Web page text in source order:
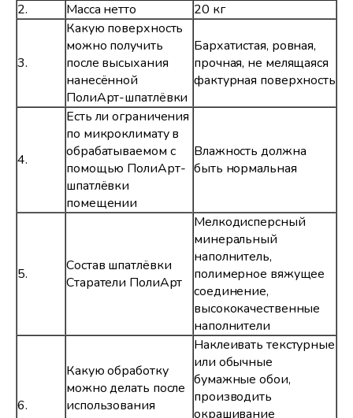
2.
Масса нетто 20 кг
3.
Какую поверхность
можно получить
после высыхания
нанесённой
ПолиАрт-шпатлёвки
Бархатистая, ровная,
прочная, не мелящаяся
фактурная поверхность
4.
Есть ли ограничения
по микроклимату в
обрабатываемом с
помощью ПолиАрт-
шпатлёвки
помещении
Влажность должна
быть нормальная
5.
Состав шпатлёвки
Старатели ПолиАрт
Мелкодисперсный
минеральный
наполнитель,
полимерное вяжущее
соединение,
высококачественные
наполнители
6.
Какую обработку
можно делать после
использования
Наклеивать текстурные
или обычные
бумажные обои,
производить
окрашивание